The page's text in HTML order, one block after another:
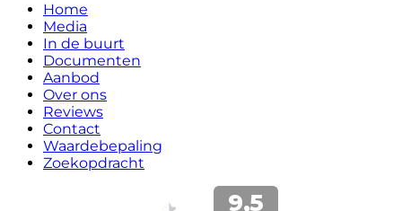
Home
Media
In de buurt
Documenten
Aanbod
Over ons
Reviews
Contact
Waardebepaling
Zoekopdracht